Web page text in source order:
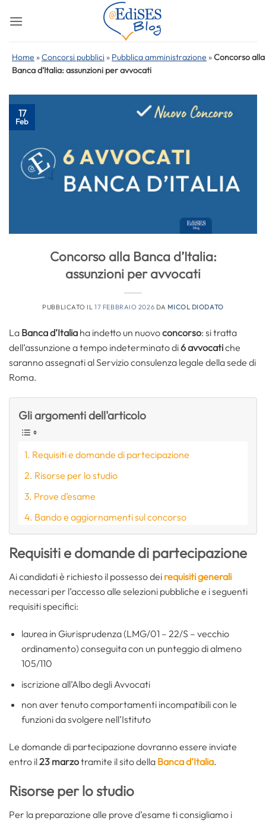
Home »Concorsi pubblici » Pubblica amministrazione »Concorso alla
Banca d’Italia: assunzioni per avvocati
17
Feb
Concorso alla Banca d’Italia:
assunzioni per avvocati
PUBBLICATO IL17 FEBBRAIO 2026 DA MICOL DIODATO
La Banca d’Italia ha indetto un nuovoconcorso: si tratta
dell’assunzione a tempo indeterminato di6 avvocatiche
saranno assegnati al Servizio consulenza legale della sede di
Roma.
Gli argomenti dell'articolo
Requisiti e domande di partecipazione
Risorse per lo studio
Prove d’esame
Bando e aggiornamenti sul concorso
Requisiti e domande di partecipazione
Ai candidati è richiesto il possesso dei requisiti generali
necessari per l’accesso alle selezioni pubbliche e i seguenti
requisiti specifici:
laurea in Giurisprudenza (LMG/01 – 22/S – vecchio
ordinamento) conseguita con un punteggio di almeno
105/110
iscrizione all’Albo degli Avvocati
non aver tenuto comportamenti incompatibili con le
funzioni da svolgere nell’Istituto
Le domande di partecipazione dovranno essere inviate
entro il23 marzotramite il sito della Banca d’Italia.
Risorse per lo studio
Per la preparazione alle prove d’esame ti consigliamo i